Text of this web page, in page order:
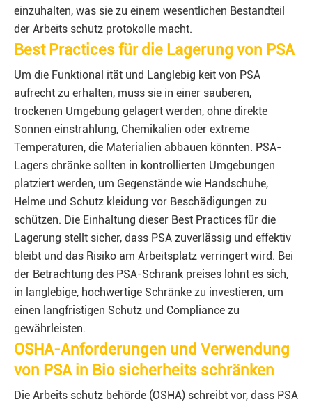
einzuhalten, was sie zu einem wesentlichen Bestandteil
der Arbeits schutz protokolle macht.
Best Practices für die Lagerung von PSA
Um die Funktional ität und Langlebig keit von PSA
aufrecht zu erhalten, muss sie in einer sauberen,
trockenen Umgebung gelagert werden, ohne direkte
Sonnen einstrahlung, Chemikalien oder extreme
Temperaturen, die Materialien abbauen könnten. PSA-
Lagers chränke sollten in kontrollierten Umgebungen
platziert werden, um Gegenstände wie Handschuhe,
Helme und Schutz kleidung vor Beschädigungen zu
schützen. Die Einhaltung dieser Best Practices für die
Lagerung stellt sicher, dass PSA zuverlässig und effektiv
bleibt und das Risiko am Arbeitsplatz verringert wird. Bei
der Betrachtung des PSA-Schrank preises lohnt es sich,
in langlebige, hochwertige Schränke zu investieren, um
einen langfristigen Schutz und Compliance zu
gewährleisten.
OSHA-Anforderungen und Verwendung
von PSA in Bio sicherheits schränken
Die Arbeits schutz behörde (OSHA) schreibt vor, dass PSA